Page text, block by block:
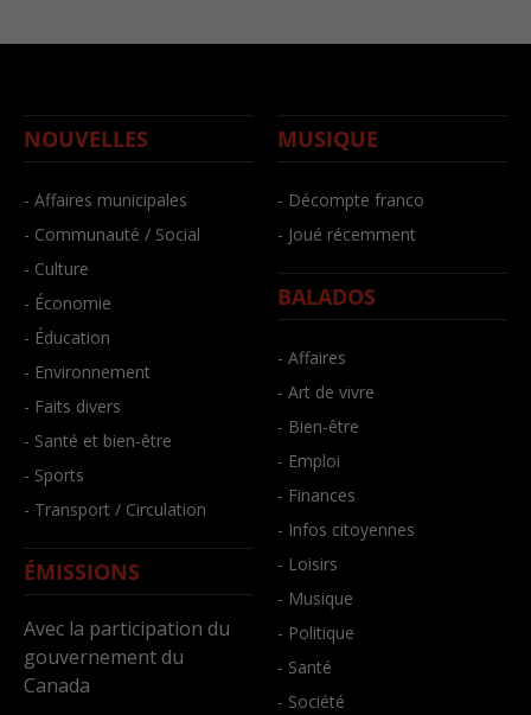
NOUVELLES
- Affaires municipales
- Communauté / Social
- Culture
- Économie
- Éducation
- Environnement
- Faits divers
- Santé et bien-être
- Sports
- Transport / Circulation
ÉMISSIONS
Avec la participation du
gouvernement du
Canada
MUSIQUE
- Décompte franco
- Joué récemment
BALADOS
- Affaires
- Art de vivre
- Bien-être
- Emploi
- Finances
- Infos citoyennes
- Loisirs
- Musique
- Politique
- Santé
- Société